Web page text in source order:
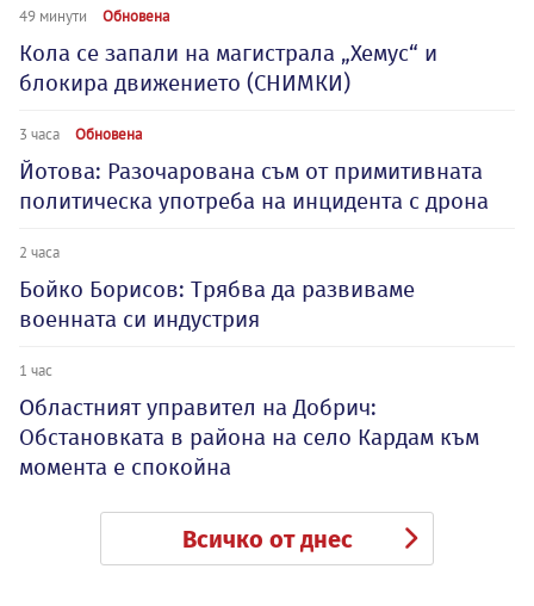
49 минути Обновена
Кола се запали на магистрала „Хемус“ и
блокира движението (СНИМКИ)
3 часа Обновена
Йотова: Разочарована съм от примитивната
политическа употреба на инцидента с дрона
2 часа
Бойко Борисов: Трябва да развиваме
военната си индустрия
1 час
Oбластният управител на Добрич:
Обстановката в района на село Кардам към
момента е спокойна
Всичко от днес